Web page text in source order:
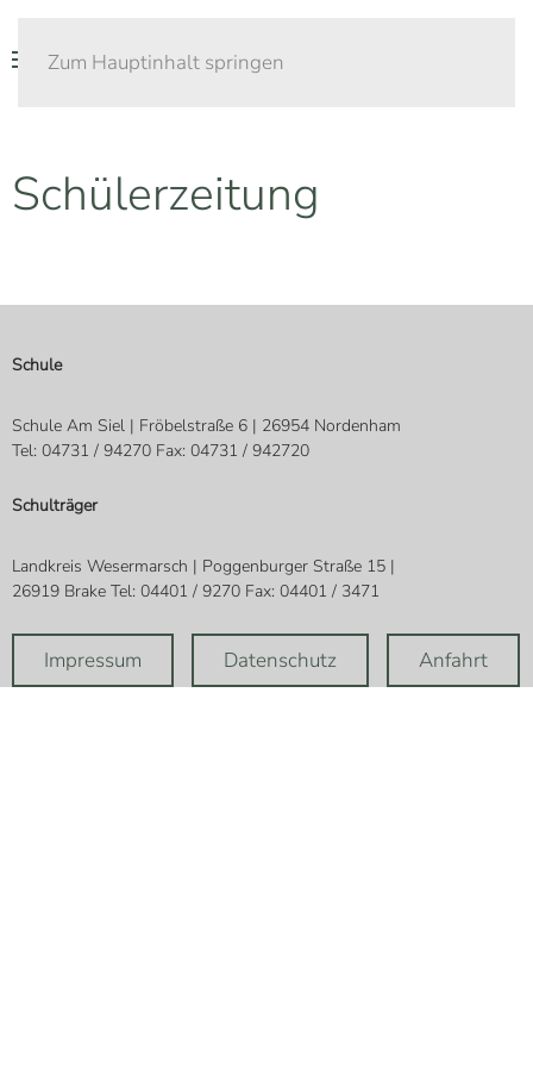
Zum Hauptinhalt springen
Schülerzeitung
Schule
Schule Am Siel | Fröbelstraße 6 | 26954 Nordenham
Tel: 04731 / 94270 Fax: 04731 / 942720
Schulträger
Landkreis Wesermarsch | Poggenburger Straße 15 |
26919 Brake Tel: 04401 / 9270 Fax: 04401 / 3471
Impressum Datenschutz Anfahrt